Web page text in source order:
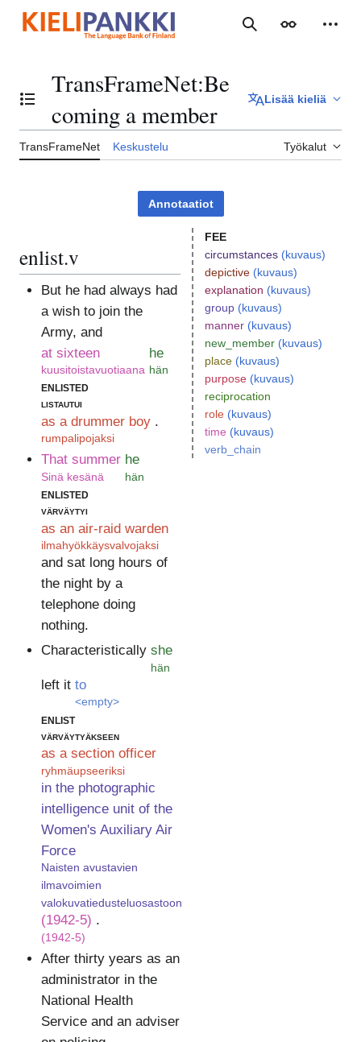
sisältöön
Haku Ulkoasu
Vaihda sisällysluettelo
TransFrameNet:Be
coming a member
Lisää kieliä
TransFrameNet Keskustelu Työkalut
Annotaatiot
enlist.v
But he had always had
a wish to join the
Army, and
at sixteen
kuusitoistavuotiaana
he
hän
enlisted
listautui
as a drummer boy
rumpalipojaksi
.
That summer
Sinä kesänä
he
hän
enlisted
värväytyi
as an air-raid warden
ilmahyökkäysvalvojaksi
and sat long hours of
the night by a
telephone doing
nothing.
Characteristically she
hän
left it to
<empty>
enlist
värväytyäkseen
as a section officer
ryhmäupseeriksi
in the photographic
intelligence unit of the
Women's Auxiliary Air
Force
Naisten avustavien
ilmavoimien
valokuvatiedusteluosastoon
(1942-5)
(1942-5)
.
After thirty years as an
administrator in the
National Health
Service and an adviser
FEE
circumstances (kuvaus)
depictive (kuvaus)
explanation (kuvaus)
group (kuvaus)
manner (kuvaus)
new_member (kuvaus)
place (kuvaus)
purpose (kuvaus)
reciprocation
role (kuvaus)
time (kuvaus)
verb_chain